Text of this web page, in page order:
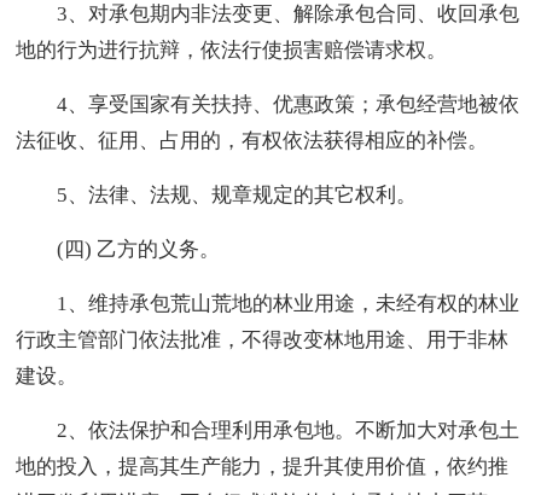
3、对承包期内非法变更、解除承包合同、收回承包
地的行为进行抗辩，依法行使损害赔偿请求权。
4、享受国家有关扶持、优惠政策；承包经营地被依
法征收、征用、占用的，有权依法获得相应的补偿。
5、法律、法规、规章规定的其它权利。
(四) 乙方的义务。
1、维持承包荒山荒地的林业用途，未经有权的林业
行政主管部门依法批准，不得改变林地用途、用于非林
建设。
2、依法保护和合理利用承包地。不断加大对承包土
地的投入，提高其生产能力，提升其使用价值，依约推